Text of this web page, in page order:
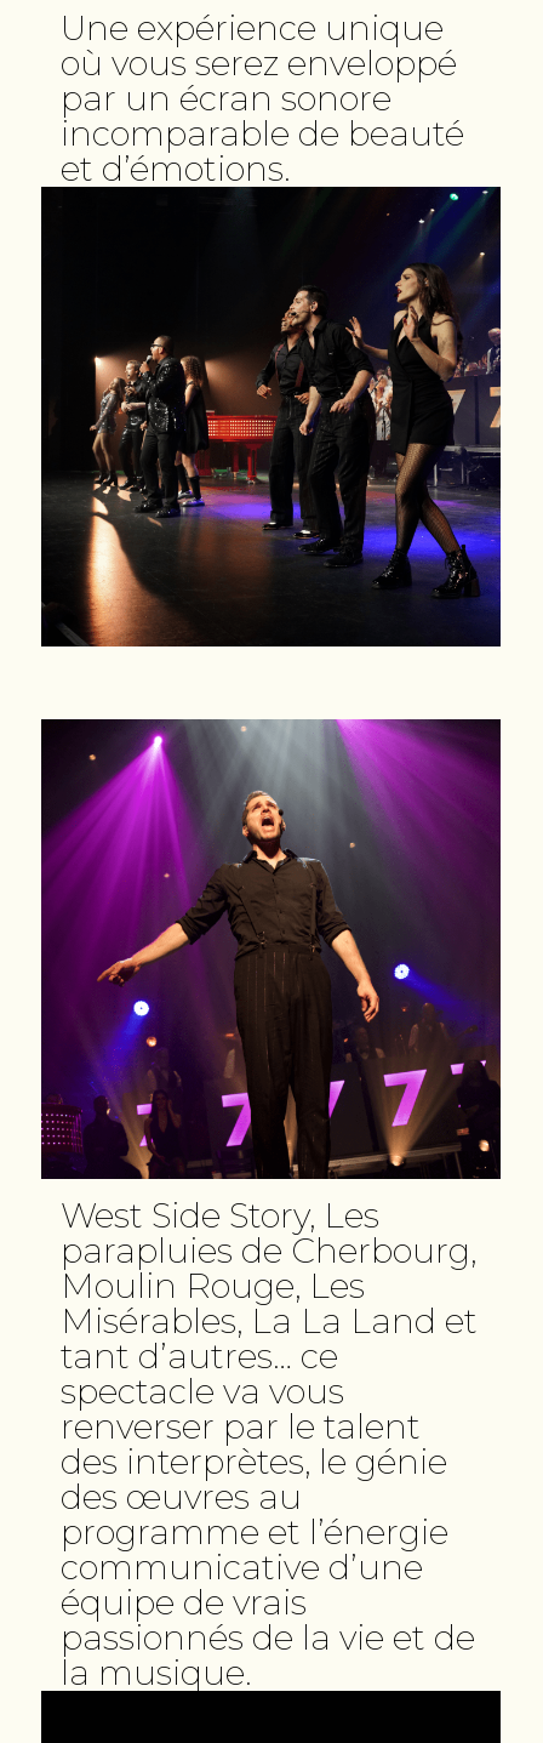
Une expérience unique
où vous serez enveloppé
par un écran sonore
incomparable de beauté
et d’émotions.
West Side Story, Les
parapluies de Cherbourg,
Moulin Rouge, Les
Misérables, La La Land et
tant d’autres… ce
spectacle va vous
renverser par le talent
des interprètes, le génie
des œuvres au
programme et l’énergie
communicative d’une
équipe de vrais
passionnés de la vie et de
la musique.